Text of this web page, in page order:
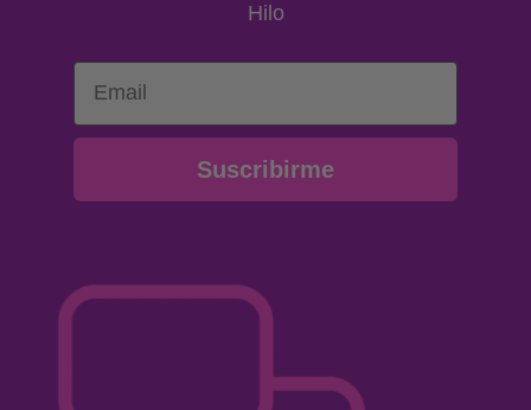
Hilo
Email
Suscribirme